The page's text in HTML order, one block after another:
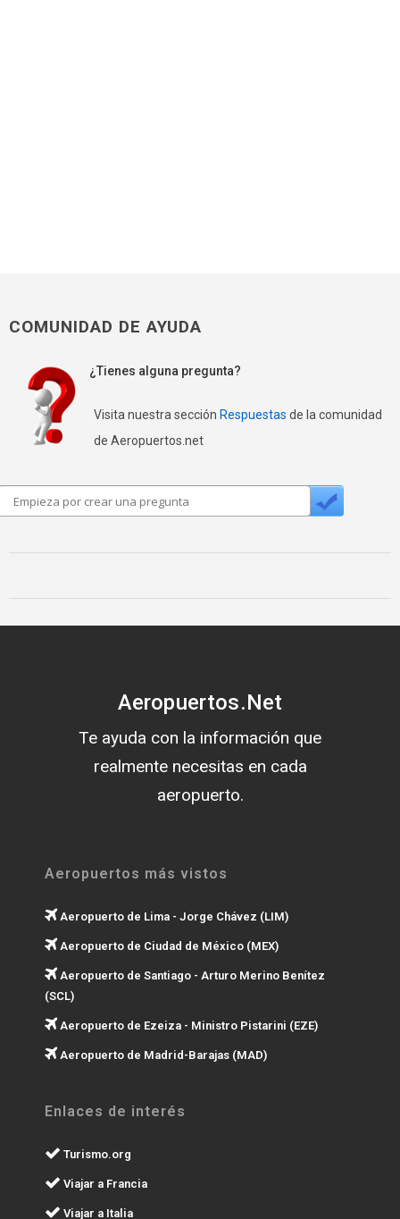
COMUNIDAD DE AYUDA
¿Tienes alguna pregunta?
Visita nuestra sección Respuestas de la comunidad
de Aeropuertos.net
Aeropuertos.Net
Te ayuda con la información que
realmente necesitas en cada
aeropuerto.
Aeropuertos más vistos
Aeropuerto de Lima - Jorge Chávez (LIM)
Aeropuerto de Ciudad de México (MEX)
Aeropuerto de Santiago - Arturo Merino Benítez
(SCL)
Aeropuerto de Ezeiza - Ministro Pistarini (EZE)
Aeropuerto de Madrid-Barajas (MAD)
Enlaces de interés
Turismo.org
Viajar a Francia
Viajar a Italia